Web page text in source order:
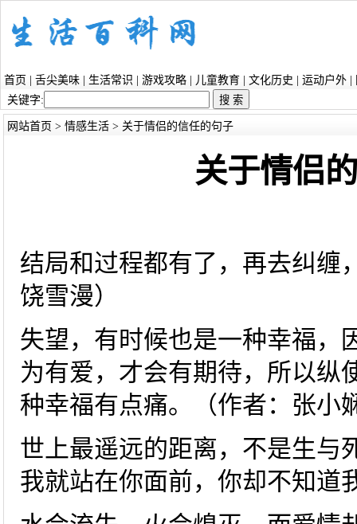
首页 舌尖美味 生活常识 游戏攻略 儿童教育 文化历史 运动户外
关键字:
网站首页 > 情感生活> 关于情侣的信任的句子
关于情侣
结局和过程都有了，再去纠缠
饶雪漫）
失望，有时候也是一种幸福，
为有爱，才会有期待，所以纵
种幸福有点痛。（作者：张小
世上最遥远的距离，不是生与
我就站在你面前，你却不知道